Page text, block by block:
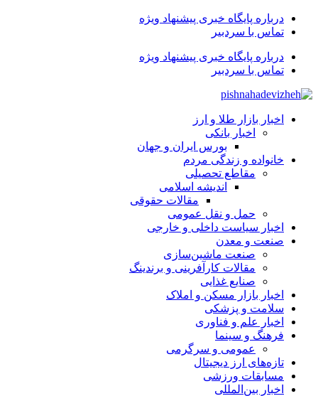
درباره پایگاه خبری پیشنهاد ویژه
تماس با سردبیر
درباره پایگاه خبری پیشنهاد ویژه
تماس با سردبیر
اخبار بازار طلا و ارز
اخبار بانکی
بورس ایران و جهان
خانواده و زندگی مردم
مقاطع تحصیلی
اندیشه اسلامی
مقالات حقوقی
حمل و نقل عمومی
اخبار سیاست داخلی و خارجی
صنعت و معدن
صنعت ماشین‌سازی
مقالات کارآفرینی و برندینگ
صنایع غذایی
اخبار بازار مسکن و املاک
سلامت و پزشکی
اخبار علم و فناوری
فرهنگ و سینما
عمومی و سرگرمی
تازه‌های ارز دیجیتال
مسابقات ورزشی
اخبار بین‌المللی